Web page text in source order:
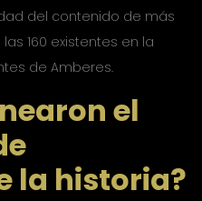
del contenido de más
160 existentes en la
de Amberes.
el
la historia?